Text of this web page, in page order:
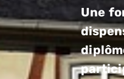
Une